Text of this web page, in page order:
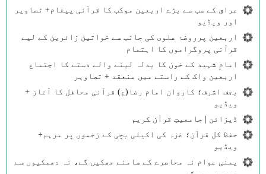
عراق کے سب سے بڑے اربعین موکب کا قرآنی پیغام+ ٹصاویر
اور ویڈیو
اربعین پرروضۂ علوی کی جانب سے خواتین زائرین کے لیے
قرآنی پروگراموں کا اہتمام
امامِ شہید کے خون کا بدلہ لینے والے دستے کا اجتماع
اربعین واک کے راستے میں منعقد + تصاویر
بجف اشرف؛ کاروان امام رضا(ع) قرآنی محافل کا آغاز +
ویڈیو
ڈیزائن | جامعیتِ قرآن کریم
حفظ کل قرآن؛ غزہ کی اکیلی بچی کے زخموں پر مرہم+
ویڈیو
یمنی عوام نہ محاصرے کے سامنے جھکیں گے، نہ دھمکیوں سے